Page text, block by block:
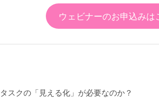
ウェビナーのお申込みは
スクの「見える化」が必要なのか？